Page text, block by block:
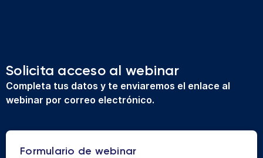
Solicita acceso al webinar
Completa tus datos y te enviaremos el enlace al
webinar por correo electrónico.
Formulario de webinar